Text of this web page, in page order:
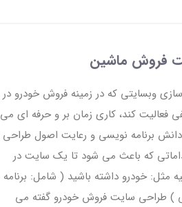
فروش ماشین
وبسایتی که در زمینه فروش خودرو در
فعالیت کند، کاری زمان بر و حرفه ای می
دانش برنامه نویسی و رعایت اصول طراحی
که باعث می شود تا یک سایت در
مثل: خودرو داشته باشید ( شامل: برنامه
) طراحی سایت فروش خودرو گفته می